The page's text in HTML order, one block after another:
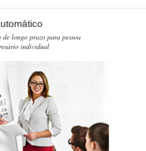
RECENTES
longo prazo para pessoa
individual